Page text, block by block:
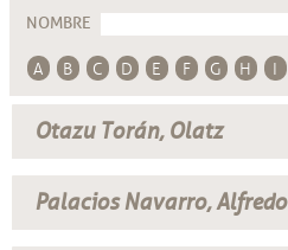
NOMBRE
A B C D E F G H I
Otazu Torán, Olatz
Palacios Navarro, Alfredo